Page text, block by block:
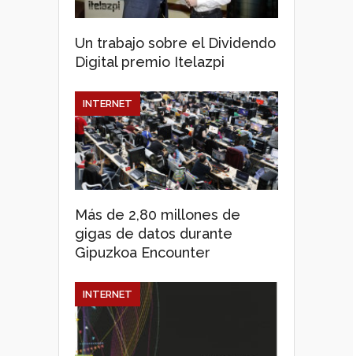
Un trabajo sobre el Dividendo
Digital premio Itelazpi
Más de 2,80 millones de
gigas de datos durante
Gipuzkoa Encounter
INTERNET
INTERNET